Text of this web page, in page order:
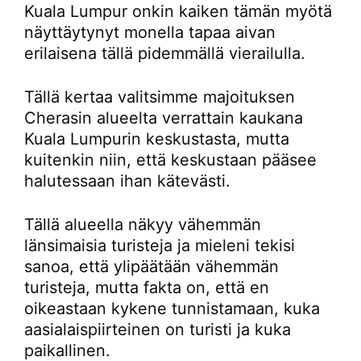
Kuala Lumpur onkin kaiken tämän myötä
näyttäytynyt monella tapaa aivan
erilaisena tällä pidemmällä vierailulla.
Tällä kertaa valitsimme majoituksen
Cherasin alueelta verrattain kaukana
Kuala Lumpurin keskustasta, mutta
kuitenkin niin, että keskustaan pääsee
halutessaan ihan kätevästi.
Tällä alueella näkyy vähemmän
länsimaisia turisteja ja mieleni tekisi
sanoa, että ylipäätään vähemmän
turisteja, mutta fakta on, että en
oikeastaan kykene tunnistamaan, kuka
aasialaispiirteinen on turisti ja kuka
paikallinen.